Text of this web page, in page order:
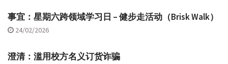
事宜：星期六跨领域学习日 – 健步走活动（Brisk Walk）
24/02/2026
澄清：滥用校方名义订货诈骗